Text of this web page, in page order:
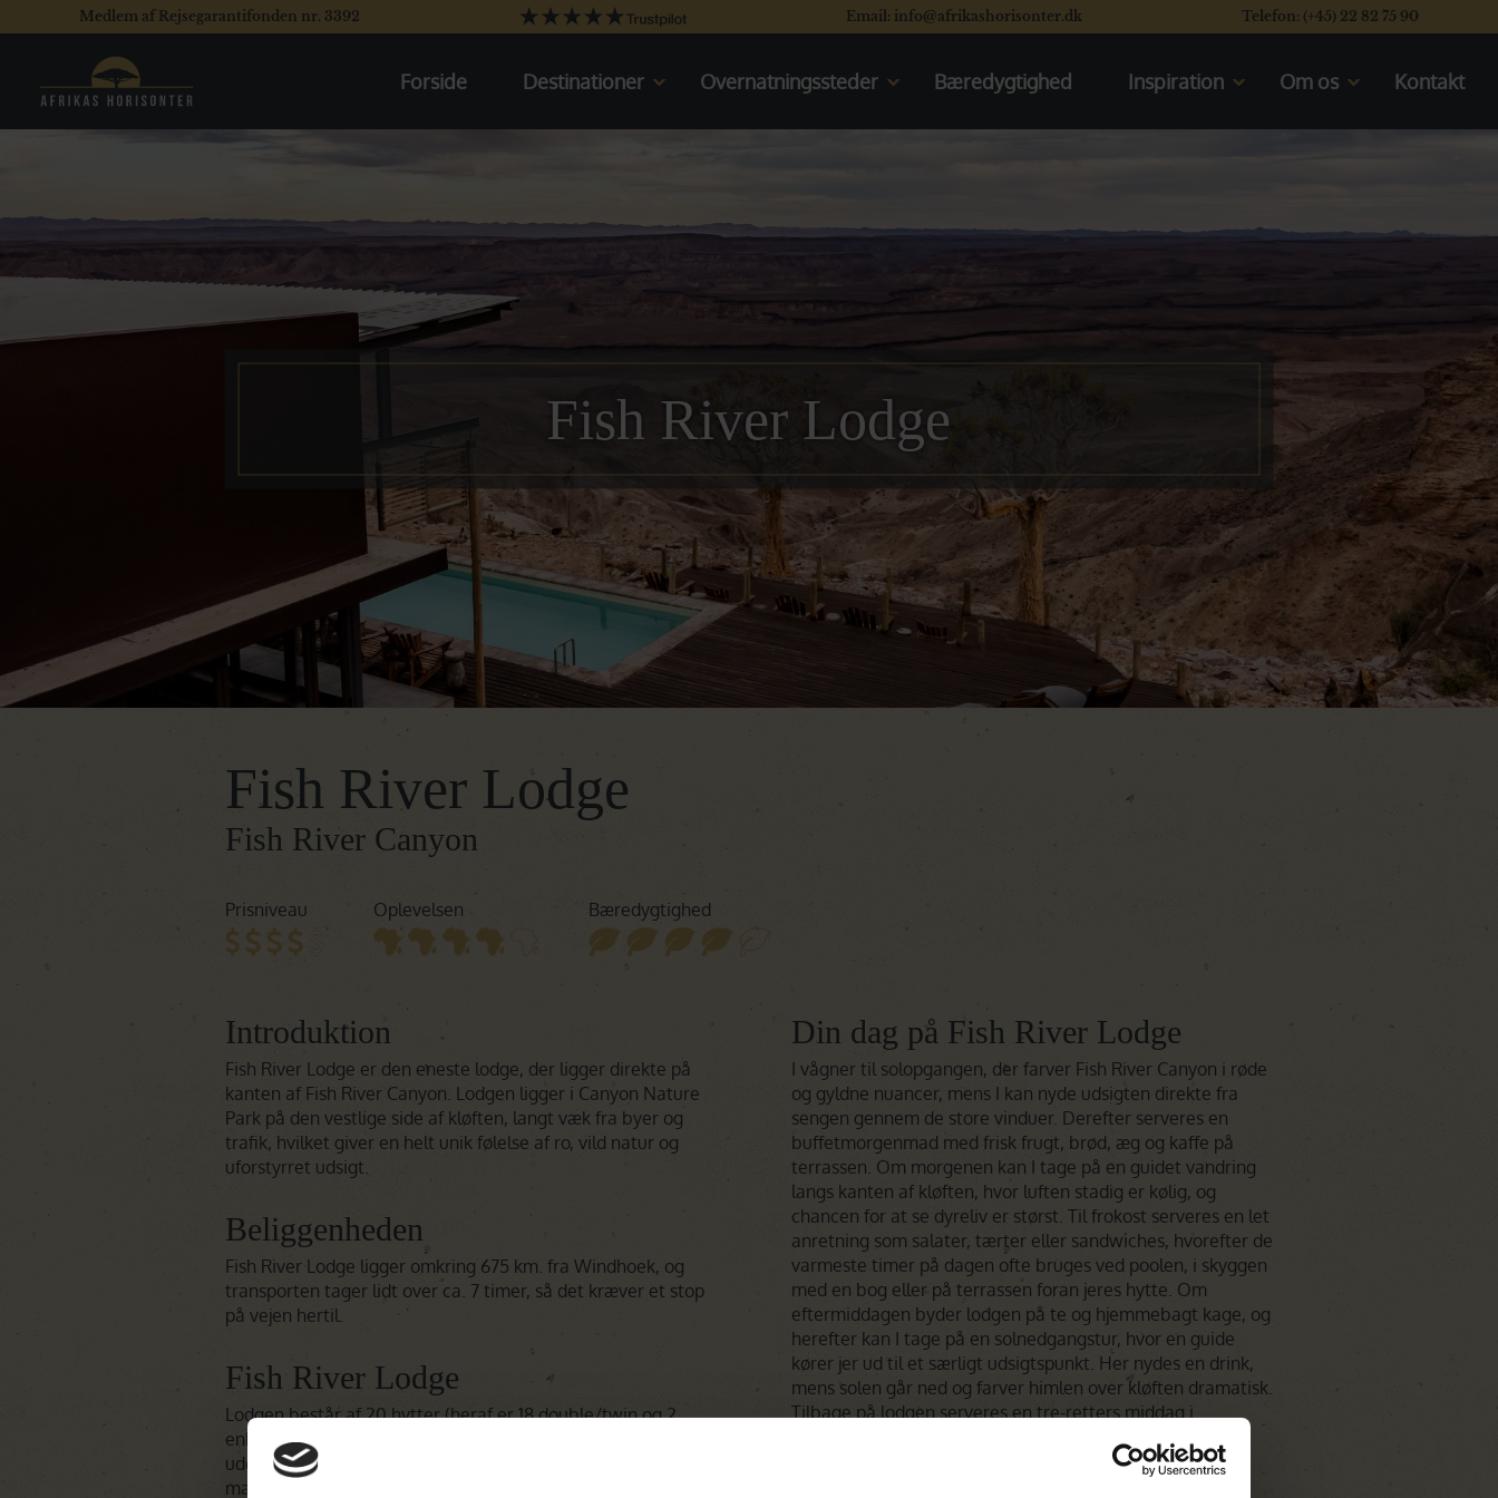
Medlem af Rejsegarantifonden nr. 3392 Email: info@afrikashorisonter.dk Telefon: (+45) 22 82 75 90
Forside
Destinationer
Oplev Tanzania
Rejser til Tanzania
Uganda
Sydafrika
Oplev Sydafrika
Botswana
Oplev Botswana
Rejser til Botswana
Namibia
Oplev Namibia
Rejser til Namibia
Det Indiske Ocean
Overnatningssteder
Tanzania
Botswana
Bæredygtighed Inspiration
En typisk dag på safari
Valget mellem Kenya og Tanzania
Om os
Vores rating system
Kontakt
Fish River Lodge
Fish River Lodge
Fish River Canyon
Prisniveau Oplevelsen Bæredygtighed
Introduktion
Fish River Lodge er den eneste lodge, der ligger direkte på
kanten af Fish River Canyon. Lodgen ligger i Canyon Nature
Park på den vestlige side af kløften, langt væk fra byer og
trafik, hvilket giver en helt unik følelse af ro, vild natur og
uforstyrret udsigt.
Beliggenheden
Fish River Lodge ligger omkring 675 km. fra Windhoek, og
transporten tager lidt over ca. 7 timer, så det kræver et stop
på vejen hertil.
Fish River Lodge
Lodgen består af 20 hytter (heraf er 18 double/twin og 2
enheder er for familier) – alle designet med store vinduer,
udendørs og indendørs brusere samt private terrasser, så
man kan nyde panoramaudsigten over kløften døgnet
Din dag på Fish River Lodge
I vågner til solopgangen, der farver Fish River Canyon i røde
og gyldne nuancer, mens I kan nyde udsigten direkte fra
sengen gennem de store vinduer. Derefter serveres en
buffetmorgenmad med frisk frugt, brød, æg og kaffe på
terrassen. Om morgenen kan I tage på en guidet vandring
langs kanten af kløften, hvor luften stadig er kølig, og
chancen for at se dyreliv er størst. Til frokost serveres en let
anretning som salater, tærter eller sandwiches, hvorefter de
varmeste timer på dagen ofte bruges ved poolen, i skyggen
med en bog eller på terrassen foran jeres hytte. Om
eftermiddagen byder lodgen på te og hjemmebagt kage, og
herefter kan I tage på en solnedgangstur, hvor en guide
kører jer ud til et særligt udsigtspunkt. Her nydes en drink,
mens solen går ned og farver himlen over kløften dramatisk.
Tilbage på lodgen serveres en tre-retters middag i
Aftenen afrundes i loungen med et glas vin foran pejsen